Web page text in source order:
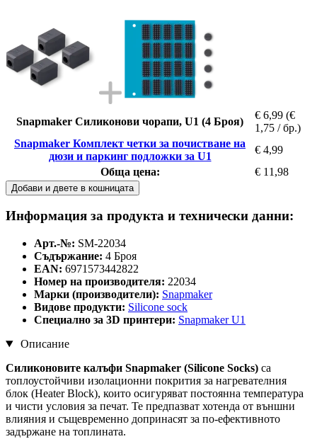
Snapmaker Силиконови чорапи, U1 (4 Броя)
€ 6,99 (€
1,75 / бр.)
Snapmaker Комплект четки за почистване на
дюзи и паркинг подложки за U1
€ 4,99
Обща цена:
€ 11,98
Добави и двете в кошницата
Информация за продукта и технически данни:
Арт.-№: SM-22034
Съдържание: 4 Броя
EAN: 6971573442822
Номер на производителя: 22034
Марки (производители): Snapmaker
Видове продукти: Silicone sock
Специално за 3D принтери: Snapmaker U1
Описание
Силиконовите калъфи Snapmaker (Silicone Socks) са
топлоустойчиви изолационни покрития за нагревателния
блок (Heater Block), които осигуряват постоянна температура
и чисти условия за печат. Те предпазват хотенда от външни
влияния и същевременно допринасят за по-ефективното
задържане на топлината.